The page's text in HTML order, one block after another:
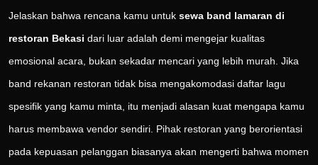
Jelaskan bahwa rencana kamu untuk sewa band lamaran di
restoran Bekasi dari luar adalah demi mengejar kualitas
emosional acara, bukan sekadar mencari yang lebih murah. Jika
band rekanan restoran tidak bisa mengakomodasi daftar lagu
spesifik yang kamu minta, itu menjadi alasan kuat mengapa kamu
harus membawa vendor sendiri. Pihak restoran yang berorientasi
pada kepuasan pelanggan biasanya akan mengerti bahwa momen